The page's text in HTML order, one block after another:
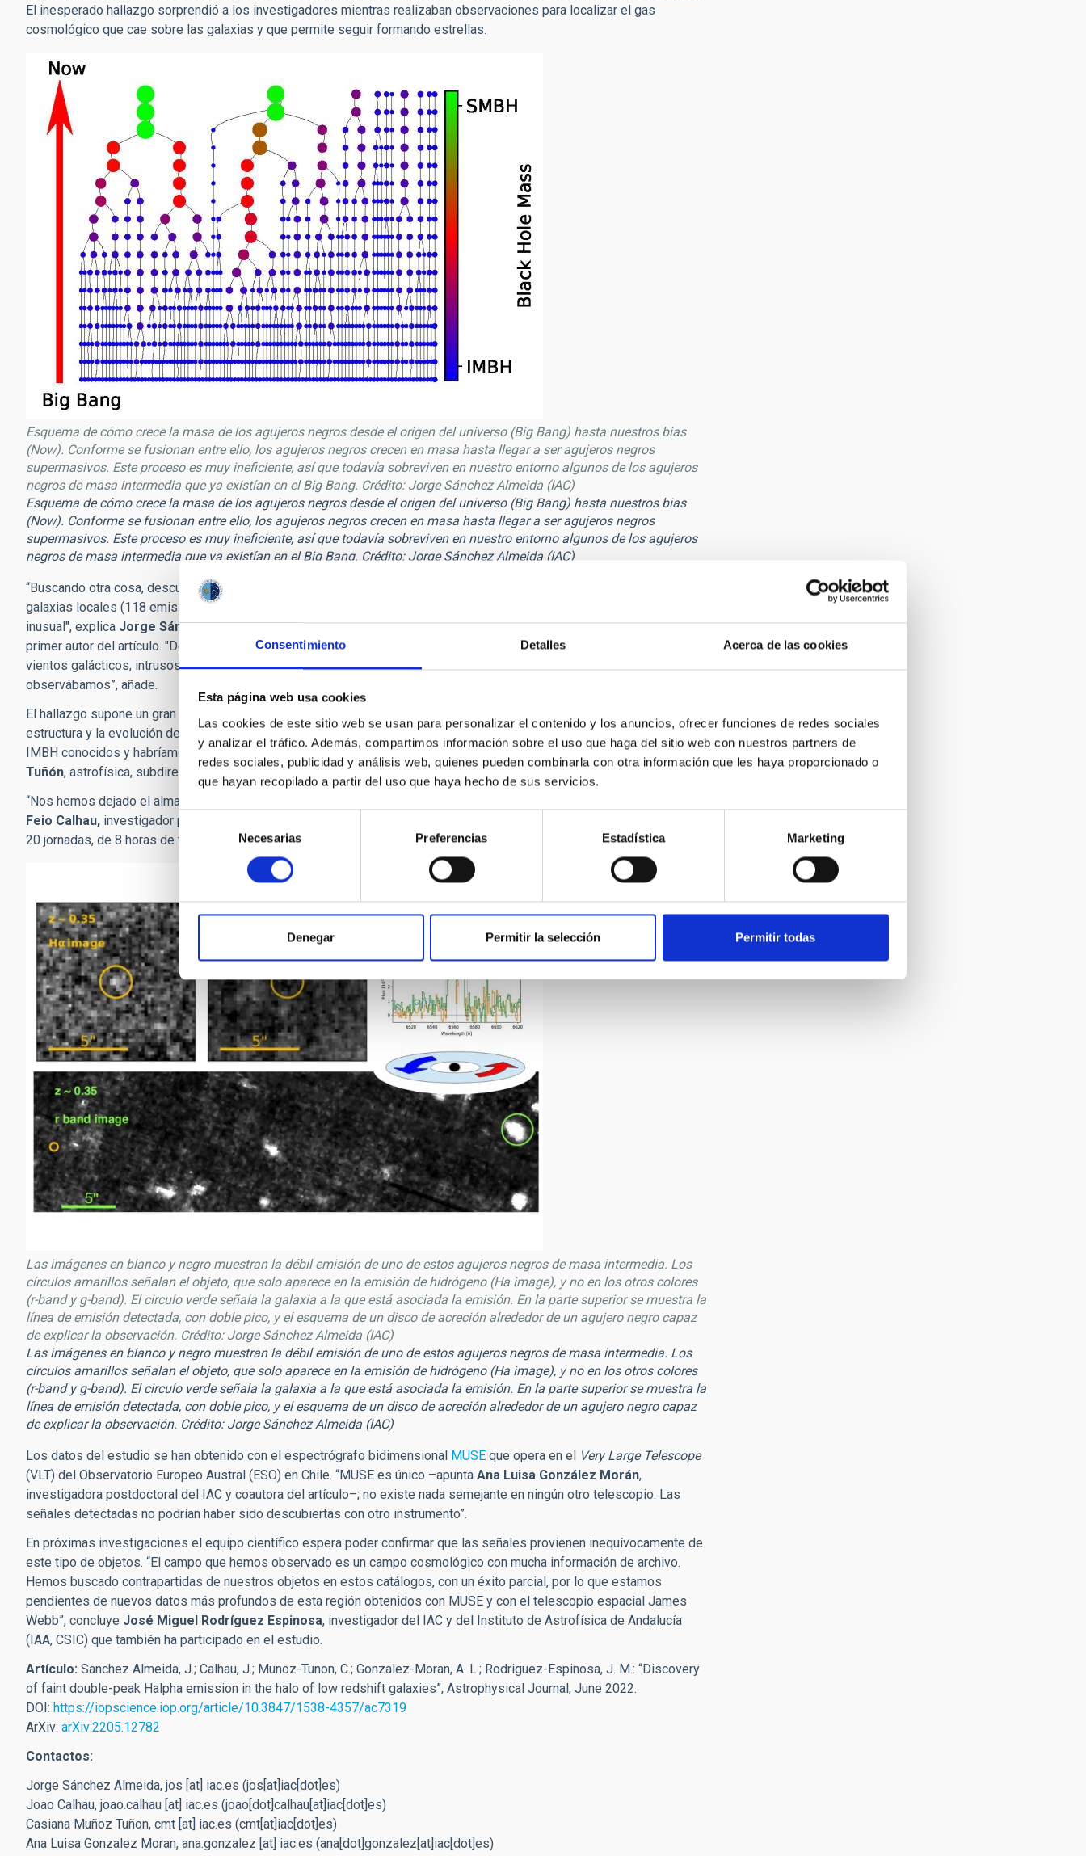
Consentimiento Detalles Acerca de las cookies
Esta página web usa cookies
Las cookies de este sitio web se usan para personalizar el contenido y los anuncios, ofrecer funciones de redes sociales
y analizar el tráfico. Además, compartimos información sobre el uso que haga del sitio web con nuestros partners de
redes sociales, publicidad y análisis web, quienes pueden combinarla con otra información que les haya proporcionado o
que hayan recopilado a partir del uso que haya hecho de sus servicios.
Selección
de
consentimiento
Necesarias Preferencias Estadística Marketing
Denegar Permitir la selección Permitir todas
El inesperado hallazgo sorprendió a los investigadores mientras realizaban observaciones para localizar el gas
cosmológico que cae sobre las galaxias y que permite seguir formando estrellas.
Esquema de cómo crece la masa de los agujeros negros desde el origen del universo (Big Bang) hasta nuestros bias
(Now). Conforme se fusionan entre ello, los agujeros negros crecen en masa hasta llegar a ser agujeros negros
supermasivos. Este proceso es muy ineficiente, así que todavía sobreviven en nuestro entorno algunos de los agujeros
negros de masa intermedia que ya existían en el Big Bang. Crédito: Jorge Sánchez Almeida (IAC)
Esquema de cómo crece la masa de los agujeros negros desde el origen del universo (Big Bang) hasta nuestros bias
(Now). Conforme se fusionan entre ello, los agujeros negros crecen en masa hasta llegar a ser agujeros negros
supermasivos. Este proceso es muy ineficiente, así que todavía sobreviven en nuestro entorno algunos de los agujeros
negros de masa intermedia que ya existían en el Big Bang. Crédito: Jorge Sánchez Almeida (IAC)
“Buscando otra cosa, descubrimos una
galaxias locales (118 emisiones en 56 galaxias).
inusual", explica Jorge Sánchez Almeida, astrofísico del IAC, co-Investigador Principal (IP) del grupo ESTALLIDOS y
primer autor del artículo. "Después de analizar todas las posibles explicaciones
(burbujas,jets, choques, supernovas,
vientos galácticos, intrusos, etc.), concluimos que solo discos de acreción alrededor de IMBH explicarían lo que
observábamos”, añade.
El hallazgo supone un gran paso adelante en la investigación de este tipo de objetos que son clave para entender la
estructura y la evolución del Universo. “De confirmarse este resultado, habríamos multiplicado por cinco el número de
IMBH conocidos y habríamos dado con la forma de detectar y estudiar los esquivos IMBH”, afirma Casiana Muñoz-
Tuñón, astrofísica, subdirectora del IAC y co-IP del grupo ESTALLIDOS.
“Nos hemos dejado el alma y la vista en la búsqueda a ojo de señales débiles en imágenes ruidosas”, señala
Feio Calhau, investigador postdoctoral del IAC y coautor del artículo. “Estimamos que hemos dedicado el equivalente a
20 jornadas, de 8 horas de trabajo sin parar, para poder inspeccionar una muestra de 164 galaxias”, destaca.
Las imágenes en blanco y negro muestran la débil emisión de uno de estos agujeros negros de masa intermedia. Los
círculos amarillos señalan el objeto, que solo aparece en la emisión de hidrógeno (Ha image), y no en los otros colores
(r-band y g-band). El circulo verde señala la galaxia a la que está asociada la emisión. En la parte superior se muestra la
línea de emisión detectada, con doble pico, y el esquema de un disco de acreción alrededor de un agujero negro capaz
de explicar la observación. Crédito: Jorge Sánchez Almeida (IAC)
Las imágenes en blanco y negro muestran la débil emisión de uno de estos agujeros negros de masa intermedia. Los
círculos amarillos señalan el objeto, que solo aparece en la emisión de hidrógeno (Ha image), y no en los otros colores
(r-band y g-band). El circulo verde señala la galaxia a la que está asociada la emisión. En la parte superior se muestra la
línea de emisión detectada, con doble pico, y el esquema de un disco de acreción alrededor de un agujero negro capaz
de explicar la observación. Crédito: Jorge Sánchez Almeida (IAC)
Los datos del estudio se han obtenido con el espectrógrafo bidimensional MUSE que opera en el Very Large Telescope
(VLT) del Observatorio Europeo Austral (ESO) en Chile. “MUSE es único –apunta Ana Luisa González Morán,
investigadora postdoctoral del IAC y coautora del artículo–; no existe nada semejante en ningún otro telescopio. Las
señales detectadas no podrían haber sido descubiertas con otro instrumento”.
En próximas investigaciones el equipo científico espera poder confirmar que las señales provienen inequívocamente de
este tipo de objetos. “El campo que hemos observado es un campo cosmológico con mucha información de archivo.
Hemos buscado contrapartidas de nuestros objetos en estos catálogos, con un éxito parcial, por lo que estamos
pendientes de nuevos datos más profundos de esta región obtenidos con MUSE y con el telescopio espacial James
Webb”, concluye José Miguel Rodríguez Espinosa, investigador del IAC y del Instituto de Astrofísica de Andalucía
(IAA, CSIC) que también ha participado en el estudio.
Artículo: Sanchez Almeida, J.; Calhau, J.; Munoz-Tunon, C.; Gonzalez-Moran, A. L.; Rodriguez-Espinosa, J. M.: “Discovery
of faint double-peak Halpha emission in the halo of low redshift galaxies”, Astrophysical Journal, June 2022.
DOI: https://iopscience.iop.org/article/10.3847/1538-4357/ac7319
ArXiv: arXiv:2205.12782
Contactos:
Jorge Sánchez Almeida, jos [at] iac.es (jos[at]iac[dot]es)
Joao Calhau, joao.calhau [at] iac.es (joao[dot]calhau[at]iac[dot]es)
Casiana Muñoz Tuñon, cmt [at] iac.es (cmt[at]iac[dot]es)
Ana Luisa Gonzalez Moran, ana.gonzalez [at] iac.es (ana[dot]gonzalez[at]iac[dot]es)